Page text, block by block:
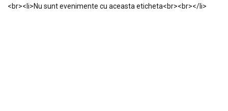
<br><li>Nu sunt evenimente cu aceasta eticheta<br><br></li>